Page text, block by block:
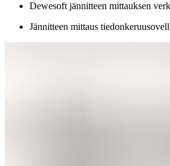
Dewesoft jännitteen mittauksen
Jännitteen mittaus